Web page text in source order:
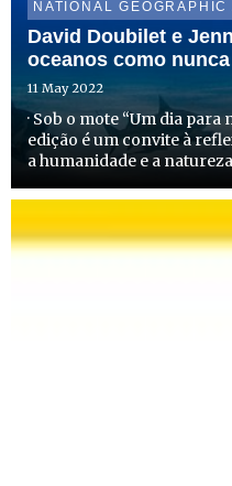
David Doubilet e
oceanos como
11 May 2022
· Sob o mote “Um dia
edição é um convite à
a humanidade e a